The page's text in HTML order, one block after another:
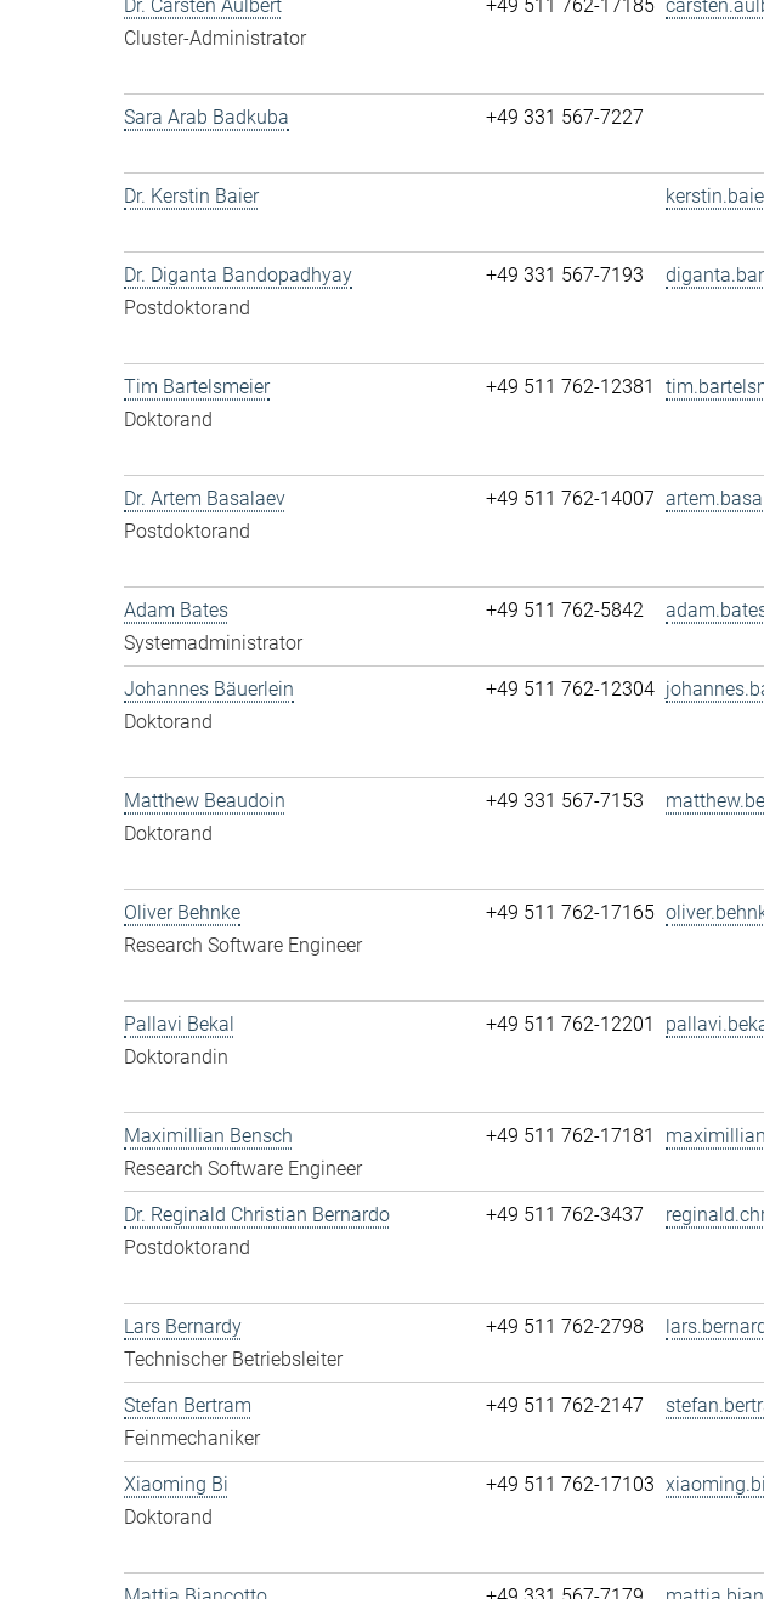
Dr. Carsten Aulbert
Cluster-Administrator
+49 511 762-17185
Sara Arab Badkuba
+49 331 567-7227
Dr. Kerstin Baier
Dr. Diganta Bandopadhyay
Postdoktorand
+49 331 567-7193
Tim Bartelsmeier
Doktorand
+49 511 762-12381
Dr. Artem Basalaev
Postdoktorand
+49 511 762-14007
Adam Bates
Systemadministrator
+49 511 762-5842
Johannes Bäuerlein
Doktorand
+49 511 762-12304
Matthew Beaudoin
Doktorand
+49 331 567-7153
Oliver Behnke
Research Software Engineer
+49 511 762-17165
Pallavi Bekal
Doktorandin
+49 511 762-12201
Maximillian Bensch
Research Software Engineer
+49 511 762-17181
Dr. Reginald Christian Bernardo
Postdoktorand
+49 511 762-3437
Lars Bernardy
Technischer Betriebsleiter
+49 511 762-2798
Stefan Bertram
Feinmechaniker
+49 511 762-2147
Xiaoming Bi
Doktorand
+49 511 762-17103